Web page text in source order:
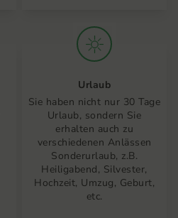
Urlaub
Sie haben nicht nur 30 Tage
Urlaub, sondern Sie
erhalten auch zu
verschiedenen Anlässen
Sonderurlaub, z.B.
Heiligabend, Silvester,
Hochzeit, Umzug, Geburt,
etc.